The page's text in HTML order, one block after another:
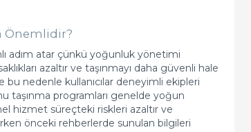
Önemlidir?
adım atar çünkü yoğunluk yönetimi
azaltır ve taşınmayı daha güvenli hale
bu nedenle kullanıcılar deneyimli ekipleri
taşınma programları genelde yoğun
hizmet süreçteki riskleri azaltır ve
önceki rehberlerde sunulan bilgileri